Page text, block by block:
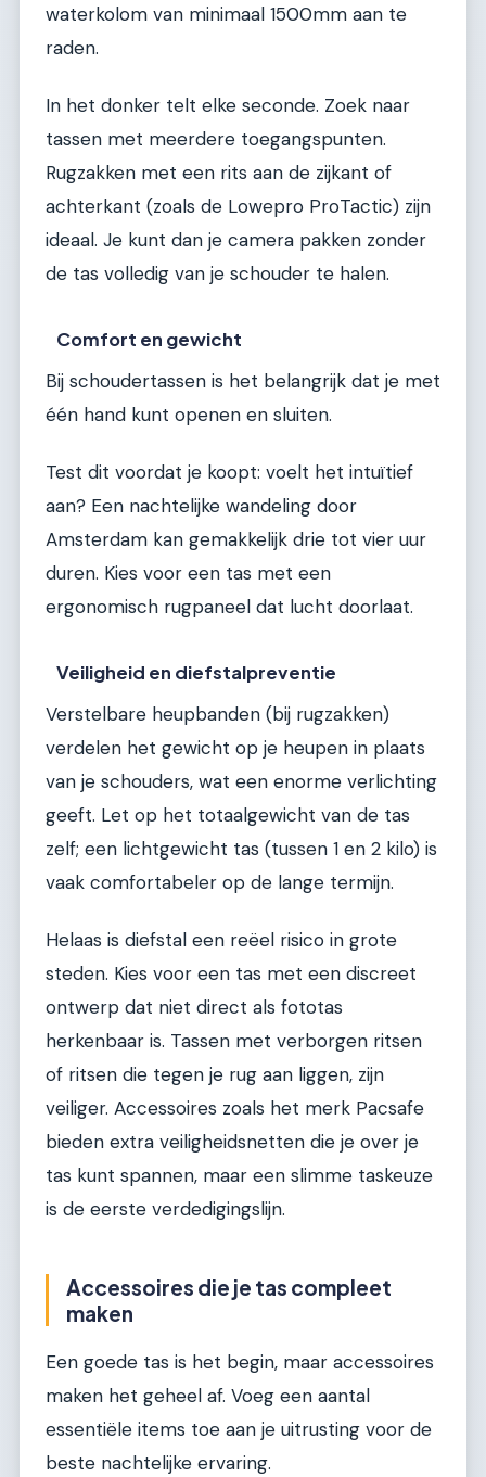
waterkolom van minimaal 1500mm aan te
raden.
In het donker telt elke seconde. Zoek naar
tassen met meerdere toegangspunten.
Rugzakken met een rits aan de zijkant of
achterkant (zoals de Lowepro ProTactic) zijn
ideaal. Je kunt dan je camera pakken zonder
de tas volledig van je schouder te halen.
Comfort en gewicht
Bij schoudertassen is het belangrijk dat je met
één hand kunt openen en sluiten.
Test dit voordat je koopt: voelt het intuïtief
aan? Een nachtelijke wandeling door
Amsterdam kan gemakkelijk drie tot vier uur
duren. Kies voor een tas met een
ergonomisch rugpaneel dat lucht doorlaat.
Veiligheid en diefstalpreventie
Verstelbare heupbanden (bij rugzakken)
verdelen het gewicht op je heupen in plaats
van je schouders, wat een enorme verlichting
geeft. Let op het totaalgewicht van de tas
zelf; een lichtgewicht tas (tussen 1 en 2 kilo) is
vaak comfortabeler op de lange termijn.
Helaas is diefstal een reëel risico in grote
steden. Kies voor een tas met een discreet
ontwerp dat niet direct als fototas
herkenbaar is. Tassen met verborgen ritsen
of ritsen die tegen je rug aan liggen, zijn
veiliger. Accessoires zoals het merk Pacsafe
bieden extra veiligheidsnetten die je over je
tas kunt spannen, maar een slimme taskeuze
is de eerste verdedigingslijn.
Accessoires die je tas compleet
maken
Een goede tas is het begin, maar accessoires
maken het geheel af. Voeg een aantal
essentiële items toe aan je uitrusting voor de
beste nachtelijke ervaring.